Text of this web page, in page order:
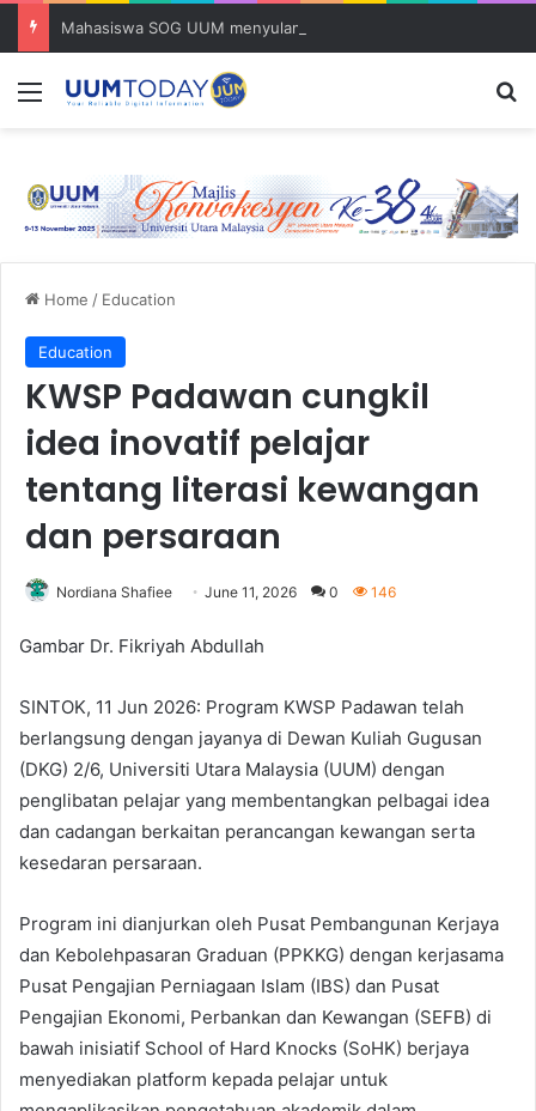
Menu
Home / Education
Education
KWSP Padawan cungkil
idea inovatif pelajar
tentang literasi kewangan
dan persaraan
Nordiana Shafiee June 11, 2026 0 146
Gambar Dr. Fikriyah Abdullah
SINTOK, 11 Jun 2026: Program KWSP Padawan telah
berlangsung dengan jayanya di Dewan Kuliah Gugusan
(DKG) 2/6, Universiti Utara Malaysia (UUM) dengan
penglibatan pelajar yang membentangkan pelbagai idea
dan cadangan berkaitan perancangan kewangan serta
kesedaran persaraan.
Program ini dianjurkan oleh Pusat Pembangunan Kerjaya
dan Kebolehpasaran Graduan (PPKKG) dengan kerjasama
Pusat Pengajian Perniagaan Islam (IBS) dan Pusat
Pengajian Ekonomi, Perbankan dan Kewangan (SEFB) di
bawah inisiatif School of Hard Knocks (SoHK) berjaya
menyediakan platform kepada pelajar untuk